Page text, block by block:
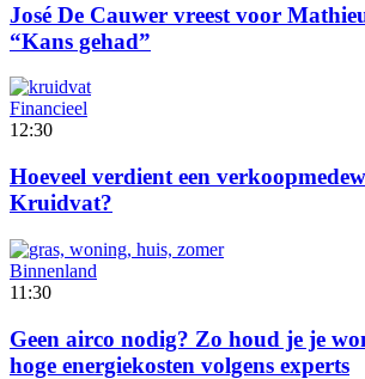
José De Cauwer vreest voor
“Kans gehad”
Financieel
12:30
Hoeveel verdient een
Kruidvat?
Binnenland
11:30
Geen airco nodig? Zo houd je je
hoge energiekosten volgens experts